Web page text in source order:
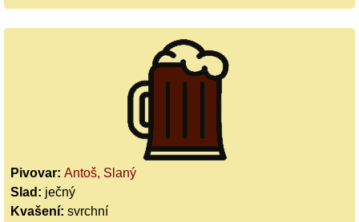
Pivovar: Antoš, Slaný
Slad: ječný
Kvašení: svrchní